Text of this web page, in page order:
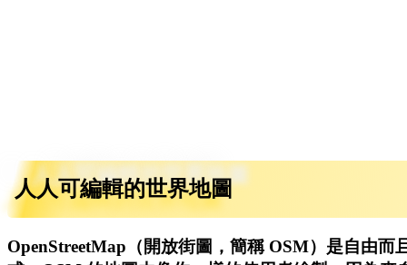
人人可編輯的世界地圖
OpenStreetMap（開放街圖，簡稱 OSM）是自由